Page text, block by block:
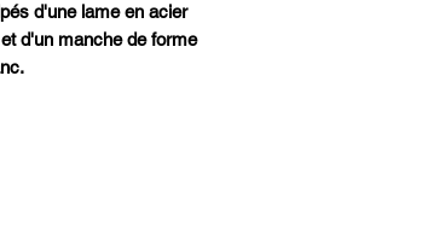
d'une lame en acier
d'un manche de forme